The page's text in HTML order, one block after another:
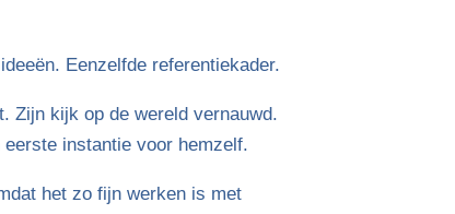
Eenzelfde referentiekader.
Zijn kijk op de wereld vernauwd.
eerste instantie voor hemzelf.
het zo fijn werken is met